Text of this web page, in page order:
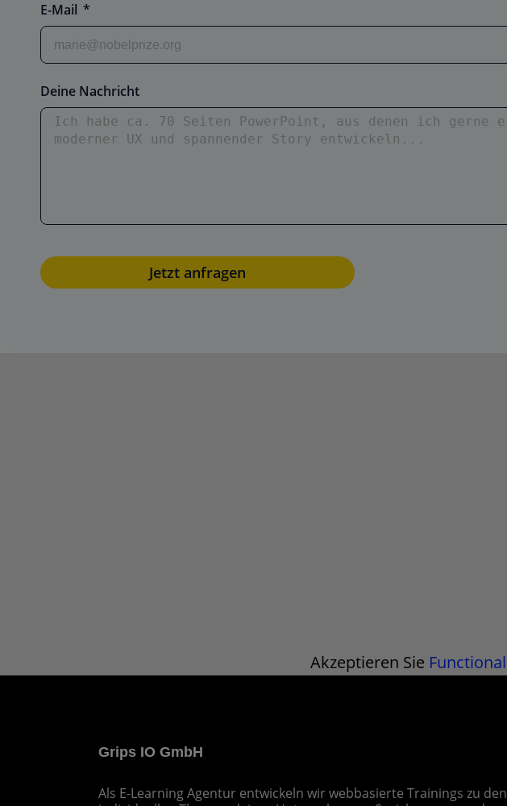
E-Mail
Deine Nachricht
Jetzt anfragen
Akzeptieren Sie Functional
Grips IO GmbH
Als E-Learning Agentur entwickeln wir webbasierte Trainings zu den